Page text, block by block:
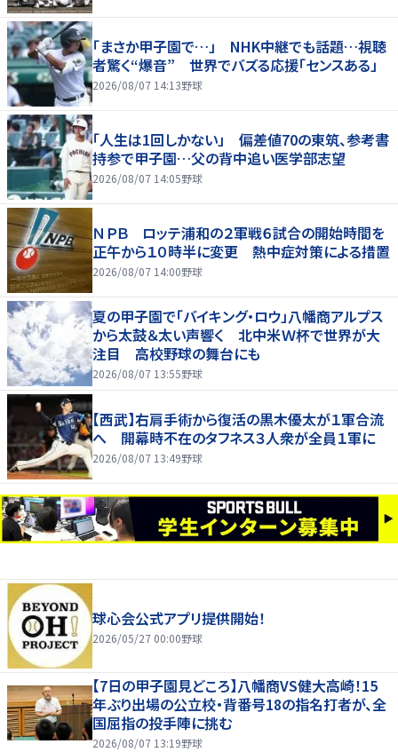
「まさか甲子園で…」 NHK中継でも話題…視聴
者驚く“爆音” 世界でバズる応援「センスある」
2026/08/07 14:13野球
「人生は1回しかない」 偏差値70の東筑、参考書
持参で甲子園…父の背中追い医学部志望
2026/08/07 14:05野球
ＮＰＢ ロッテ浦和の２軍戦６試合の開始時間を
正午から１０時半に変更 熱中症対策による措置
2026/08/07 14:00野球
夏の甲子園で「バイキング・ロウ」八幡商アルプス
から太鼓＆太い声響く 北中米Ｗ杯で世界が大
注目 高校野球の舞台にも
2026/08/07 13:55野球
【西武】右肩手術から復活の黒木優太が１軍合流
へ 開幕時不在のタフネス３人衆が全員１軍に
2026/08/07 13:49野球
球心会公式アプリ提供開始！
2026/05/27 00:00野球
【7日の甲子園見どころ】八幡商VS健大高崎！15
年ぶり出場の公立校・背番号18の指名打者が、全
国屈指の投手陣に挑む
2026/08/07 13:19野球